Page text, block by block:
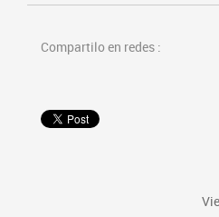
Compartilo en redes :